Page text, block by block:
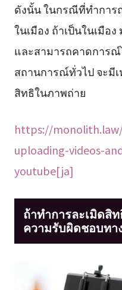
ดังนั้น ในกรณีที่ทำการ
ในเมือง ถ้าเป็นในเมือ
และสามารถคาดการ
สถานการณ์ทั่วไป จะมี
สิทธิในภาพถ่าย
https://
uploading-videos-
youtube[ja]
ถ้าทำการละเมิดสิ
ความรับผิดชอบทา